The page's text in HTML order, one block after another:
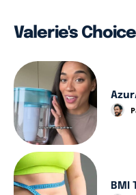
Valerie's Choice
BMI